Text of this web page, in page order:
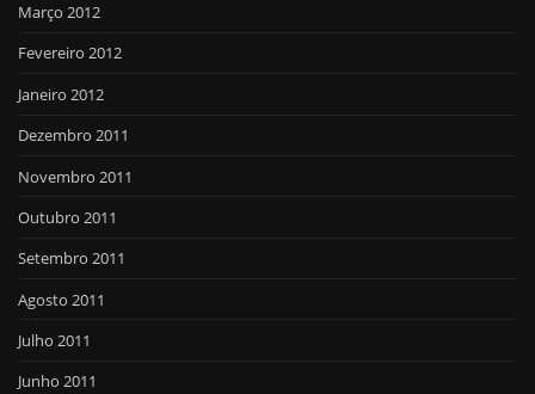
Março 2012
Fevereiro 2012
Janeiro 2012
Dezembro 2011
Novembro 2011
Outubro 2011
Setembro 2011
Agosto 2011
Julho 2011
Junho 2011